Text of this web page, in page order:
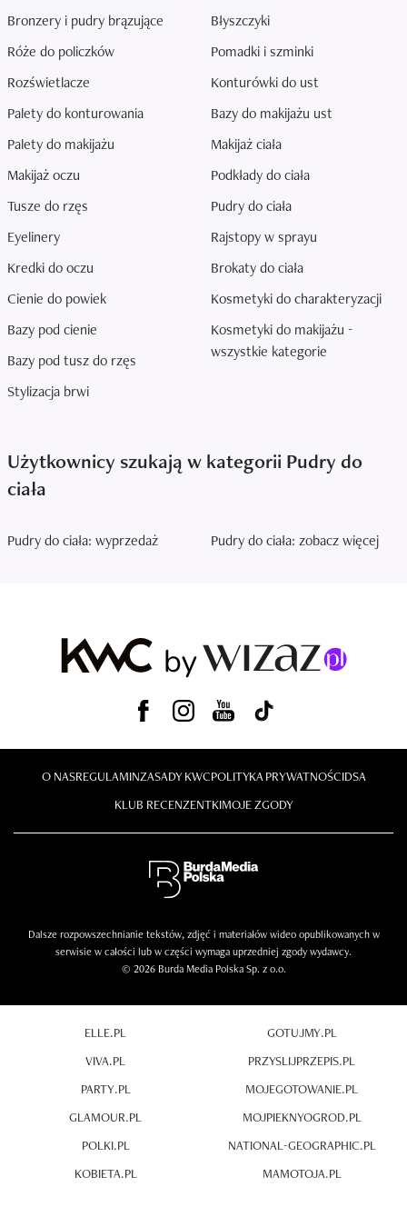
Bronzery i pudry brązujące
Róże do policzków
Rozświetlacze
Palety do konturowania
Palety do makijażu
Makijaż oczu
Tusze do rzęs
Eyelinery
Kredki do oczu
Cienie do powiek
Bazy pod cienie
Bazy pod tusz do rzęs
Stylizacja brwi
Błyszczyki
Pomadki i szminki
Konturówki do ust
Bazy do makijażu ust
Makijaż ciała
Podkłady do ciała
Pudry do ciała
Rajstopy w sprayu
Brokaty do ciała
Kosmetyki do charakteryzacji
Kosmetyki do makijażu -
wszystkie kategorie
Użytkownicy szukają w kategorii Pudry do
ciała
Pudry do ciała: wyprzedaż Pudry do ciała: zobacz więcej
O NASREGULAMINZASADY KWCPOLITYKA PRYWATNOŚCIDSA
KLUB RECENZENTKIMOJE ZGODY
Dalsze rozpowszechnianie tekstów, zdjęć i materiałów wideo opublikowanych w
serwisie w całości lub w części wymaga uprzedniej zgody wydawcy.
© 2026 Burda Media Polska Sp. z o.o.
ELLE.PL
VIVA.PL
PARTY.PL
GLAMOUR.PL
POLKI.PL
KOBIETA.PL
GOTUJMY.PL
PRZYSLIJPRZEPIS.PL
MOJEGOTOWANIE.PL
MOJPIEKNYOGROD.PL
NATIONAL-GEOGRAPHIC.PL
MAMOTOJA.PL